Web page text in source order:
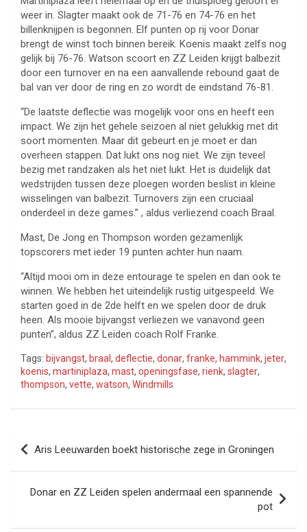
weer in. Slagter maakt ook de 71-76 en 74-76 en het
billenknijpen is begonnen. Elf punten op rij voor Donar
brengt de winst toch binnen bereik. Koenis maakt zelfs nog
gelijk bij 76-76. Watson scoort en ZZ Leiden krijgt balbezit
door een turnover en na een aanvallende rebound gaat de
bal van ver door de ring en zo wordt de eindstand 76-81.
“De laatste deflectie was mogelijk voor ons en heeft een
impact. We zijn het gehele seizoen al niet gelukkig met dit
soort momenten. Maar dit gebeurt en je moet er dan
overheen stappen. Dat lukt ons nog niet. We zijn teveel
bezig met randzaken als het niet lukt. Het is duidelijk dat
wedstrijden tussen deze ploegen worden beslist in kleine
wisselingen van balbezit. Turnovers zijn een cruciaal
onderdeel in deze games.” , aldus verliezend coach Braal.
Mast, De Jong en Thompson worden gezamenlijk
topscorers met ieder 19 punten achter hun naam.
“Altijd mooi om in deze entourage te spelen en dan ook te
winnen. We hebben het uiteindelijk rustig uitgespeeld. We
starten goed in de 2de helft en we spelen door de druk
heen. Als mooie bijvangst verliezen we vanavond geen
punten”, aldus ZZ Leiden coach Rolf Franke.
Tags: bijvangst, braal, deflectie, donar, franke, hammink, jeter,
koenis, martiniplaza, mast, openingsfase, rienk, slagter,
thompson, vette, watson, Windmills
Bericht
navigatie
Aris Leeuwarden boekt historische zege in Groningen
Donar en ZZ Leiden spelen andermaal een spannende
pot